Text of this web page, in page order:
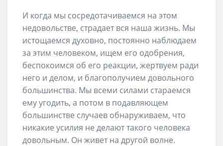
И когда мы сосредотачиваемся на этом
недовольстве, страдает вся наша жизнь. Мы
истощаемся духовно, постоянно наблюдаем
за этим человеком, ищем его одобрения,
беспокоимся об его реакции, жертвуем ради
него и делом, и благополучием довольного
большинства. Мы всеми силами стараемся
ему угодить, а потом в подавляющем
большинстве случаев обнаруживаем, что
никакие усилия не делают такого человека
довольным. Он живет на другой волне.